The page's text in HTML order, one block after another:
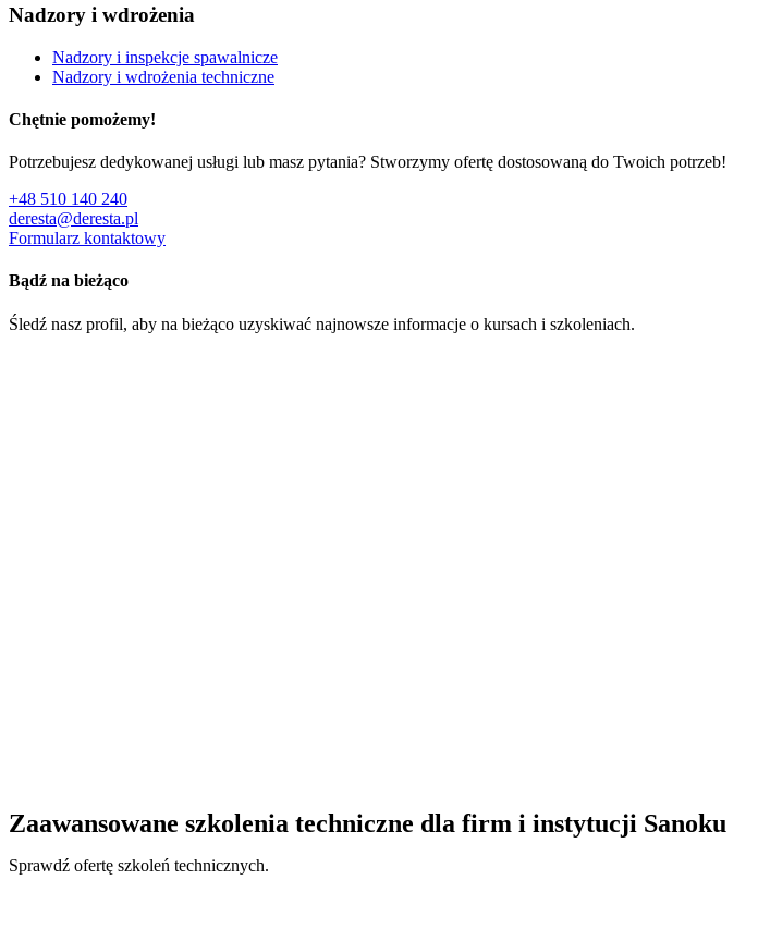
Nadzory i wdrożenia
Nadzory i inspekcje spawalnicze
Nadzory i wdrożenia techniczne
Chętnie pomożemy!
Potrzebujesz dedykowanej usługi lub masz pytania? Stworzymy ofertę dostosowaną do Twoich potrzeb!
+48 510 140 240
deresta@deresta.pl
Formularz kontaktowy
Bądź na bieżąco
Śledź nasz profil, aby na bieżąco uzyskiwać najnowsze informacje o kursach i szkoleniach.
Zaawansowane szkolenia techniczne dla firm i instytucji Sanoku
Sprawdź ofertę szkoleń technicznych.